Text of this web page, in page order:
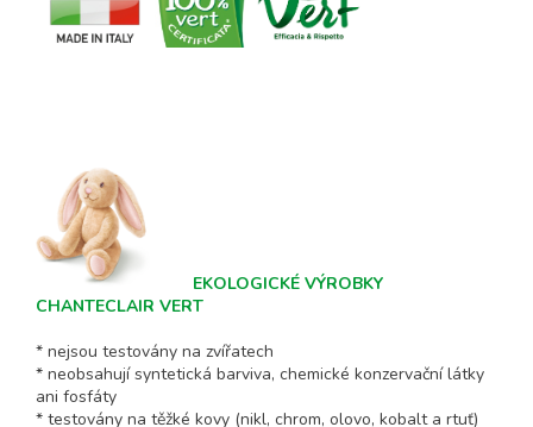
EKOLOGICKÉ VÝROBKY
CHANTECLAIR VERT
* nejsou testovány na zvířatech
* neobsahují syntetická barviva, chemické konzervační látky
ani fosfáty
* testovány na těžké kovy (nikl, chrom, olovo, kobalt a rtuť)